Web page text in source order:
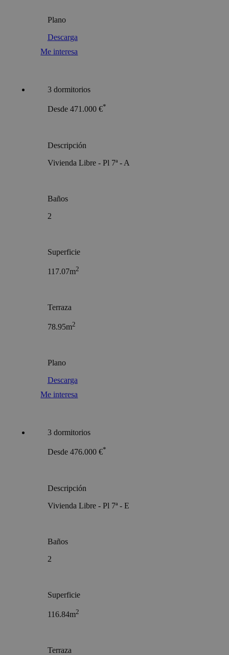
Plano
Descarga
Me interesa
3 dormitorios
Desde 471.000 €*
Descripción
Vivienda Libre - Pl 7ª - A
Baños
2
Superficie
117.07m2
Terraza
78.95m2
Plano
Descarga
Me interesa
3 dormitorios
Desde 476.000 €*
Descripción
Vivienda Libre - Pl 7ª - E
Baños
2
Superficie
116.84m2
Terraza